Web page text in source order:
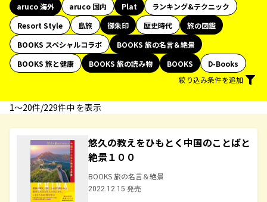
aruco 海外
aruco 国内 Plat
ランキング&テクニック
Resort Style
島旅 御朱印 歴史時代
旅の図鑑
BOOKS スペシャルコラボ
BOOKS 旅の名言＆絶景
BOOKS 旅と健康
BOOKS 旅の読み物 BOOKS
D-Books
絞り込み条件を追加
1〜20件/229件中 を表示
悠久の教えをひもとく中国のことばと
絶景１００
BOOKS 旅の名言＆絶景
2022.12.15 発売